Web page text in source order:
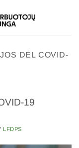
DĖL COVID-
19
LFDPS